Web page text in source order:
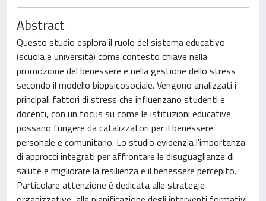
Abstract
Questo studio esplora il ruolo del sistema educativo
(scuola e università) come contesto chiave nella
promozione del benessere e nella gestione dello stress
secondo il modello biopsicosociale. Vengono analizzati i
principali fattori di stress che influenzano studenti e
docenti, con un focus su come le istituzioni educative
possano fungere da catalizzatori per il benessere
personale e comunitario. Lo studio evidenzia l'importanza
di approcci integrati per affrontare le disuguaglianze di
salute e migliorare la resilienza e il benessere percepito.
Particolare attenzione è dedicata alle strategie